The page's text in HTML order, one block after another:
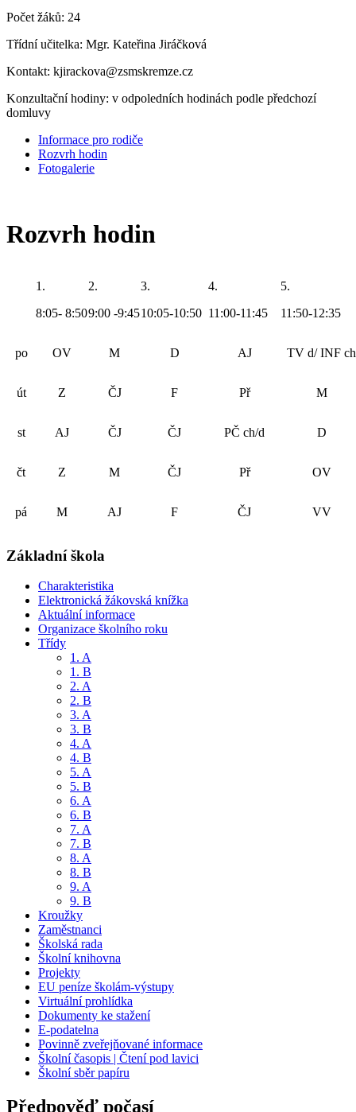
Počet žáků: 24
Třídní učitelka: Mgr. Kateřina Jiráčková
Kontakt: kjirackova@zsmskremze.cz
Konzultační hodiny: v odpoledních hodinách podle předchozí
domluvy
Informace pro rodiče
Rozvrh hodin
Fotogalerie
Rozvrh hodin
1.
8:05- 8:50
2.
9:00 -9:45
3.
10:05-10:50
4.
11:00-11:45
5.
11:50-12:35
po OV M D AJ TV d/ INF ch
út Z ČJ F Př M
st AJ ČJ ČJ PČ ch/d D
čt Z M ČJ Př OV
pá M AJ F ČJ VV
Základní škola
Charakteristika
Elektronická žákovská knížka
Aktuální informace
Organizace školního roku
Třídy
1. A
1. B
2. A
2. B
3. A
3. B
4. A
4. B
5. A
5. B
6. A
6. B
7. A
7. B
8. A
8. B
9. A
9. B
Kroužky
Zaměstnanci
Školská rada
Školní knihovna
Projekty
EU peníze školám-výstupy
Virtuální prohlídka
Dokumenty ke stažení
E-podatelna
Povinně zveřejňované informace
Školní časopis | Čtení pod lavici
Školní sběr papíru
Předpověď počasí